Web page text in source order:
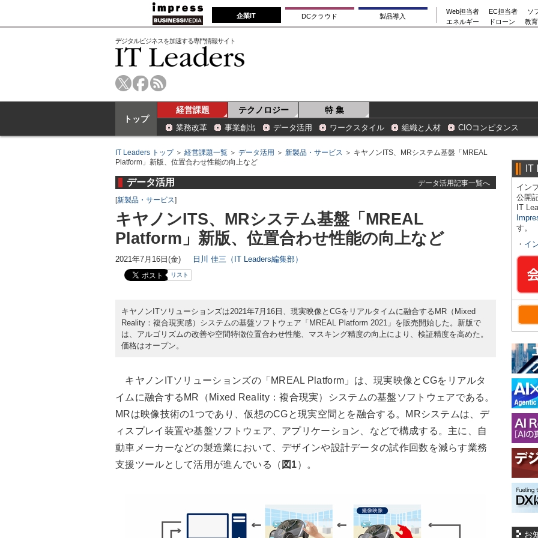
企業IT DCクラウド 製品導入
Web担当者 EC担当者
ソ
エネルギー
ドローン 教
デジタルビジネスを加速する専門情報サイト
トップ
経営課題 テクノロジー 特 集
業務改革 事業創出 データ活用 ワークスタイル 組織と人材 CIOコンピタンス
IT Leaders トップ＞ 経営課題一覧 ＞ データ活用 ＞ 新製品・サービス ＞ キヤノンITS、MRシステム基盤「MREAL
Platform」新版、位置合わせ性能の向上など
データ活用
データ活用記事一覧へ
[新製品・サービス]
キヤノンITS、MRシステム基盤「MREAL
Platform」新版、位置合わせ性能の向上など
2021年7月16日(金) 日川 佳三（IT Leaders編集部）
リスト
キヤノンITソリューションズは2021年7月16日、現実映像とCGをリアルタイムに融合するMR（Mixed
Reality：複合現実感）システムの基盤ソフトウェア「MREAL Platform 2021」を販売開始した。新版で
は、アルゴリズムの改善や空間特徴位置合わせ性能、マスキング精度の向上により、検証精度を高めた。
価格はオープン。
キヤノンITソリューションズの「MREAL Platform」は、現実映像とCGをリアルタ
イムに融合するMR（Mixed Reality：複合現実）システムの基盤ソフトウェアである。
MRは映像技術の1つであり、仮想のCGと現実空間とを融合する。MRシステムは、デ
ィスプレイ装置や基盤ソフトウェア、アプリケーション、などで構成する。主に、自
動車メーカーなどの製造業において、デザインや設計データの試作回数を減らす業務
支援ツールとして活用が進んでいる（ 図1）。
IT
イン
公開
IT
す。
・ イ
お